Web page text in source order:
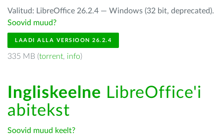
Valitud: LibreOffice 26.2.4 — Windows (32 bit, deprecated).
Soovid muud?
LAADI ALLA VERSIOON 26.2.4
335 MB (torrent, info)
Ingliskeelne LibreOffice'i
abitekst
Soovid muud keelt?